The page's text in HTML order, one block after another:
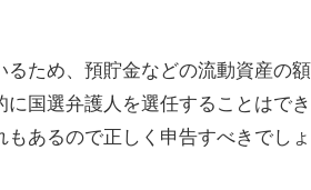
ため、預貯金などの流動資産の
国選弁護人を選任することはで
あるので正しく申告すべきでしょ